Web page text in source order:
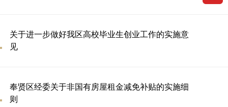
关于进一步做好我区高校毕业生创业工作的实施意
见
奉贤区经委关于非国有房屋租金减免补贴的实施细
则